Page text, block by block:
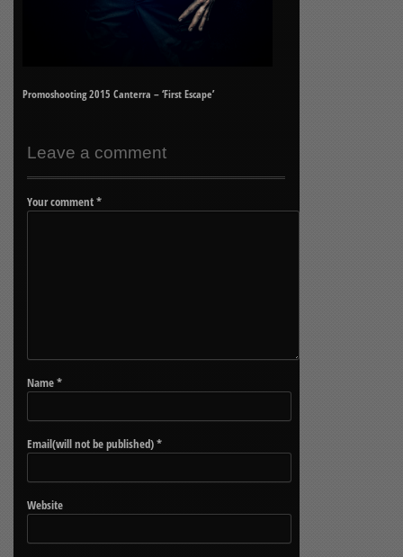
Promoshooting 2015 Canterra – ‘First Escape’
Leave a comment
Your comment*
Name*
Email(will not be published)*
Website